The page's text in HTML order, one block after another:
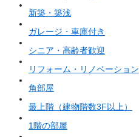
新築・築浅
ガレージ・車庫付き
シニア・高齢者歓迎
リフォーム・リノベーション
角部屋
最上階（建物階数3F以上）
1階の部屋